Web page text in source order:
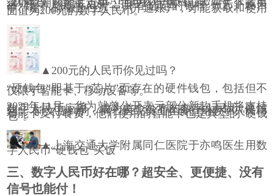
深圳罗湖区的试点中，抽中红包的“锦鲤”需先下载央
行“数字人民币APP”，并在选定的银行（工、农、
中、建、邮储五行选一）开通账户，才能获取和使用
面值为200元的数字人民币。
▲ 200元的人民币你见过吗？
“硬钱包”即基于“芯片”而存在的硬件钱包，包括但不
仅限于智能卡、移动设备等。
2020年11月，华为就曾公开表示部分新款手机将支持
数字人民币应用，成为首个公布的数字人民币“硬钱
包”。前文提到的，同仁医院员工在食堂用数字人民币
智能卡支付餐费，他们使用的智能卡也是典型的“硬钱
包”。
▲上海交通大学附属同仁医院于亦鸣医生用数
字人民币“硬钱包”买饭
三、数字人民币好在哪？超安全、更便捷、没有
信号也能付！